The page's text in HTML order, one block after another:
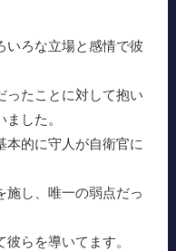
いろな立場と感情で彼
ったことに対して抱い
した。
本的に守人が自衛官に
施し、唯一の弱点だっ
らを導いてます。